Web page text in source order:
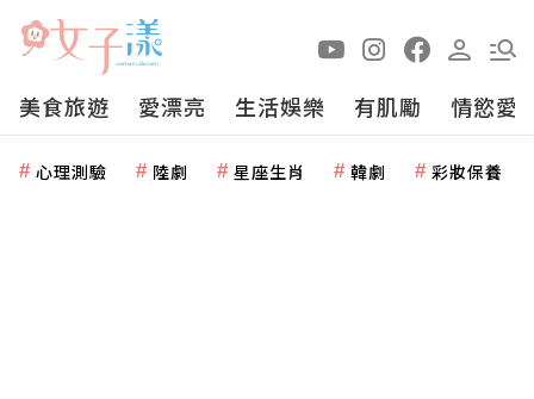
美食旅遊 愛漂亮 生活娛樂 有肌勵 情慾愛
心理測驗 陸劇 星座生肖 韓劇 彩妝保養